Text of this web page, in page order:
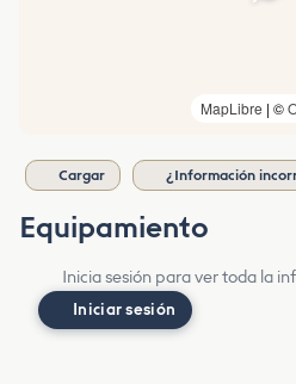
MapLibre | ©
Cargar ¿Información
Equipamiento
Inicia sesión para ver toda la
Iniciar sesión